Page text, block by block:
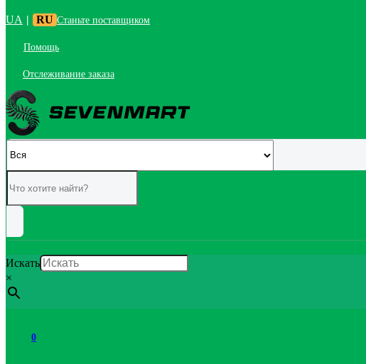
UA | RU Станьте поставщиком
Помощь
Отслеживание заказа
Искать
×
0